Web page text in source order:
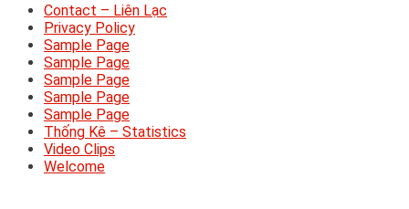
Contact – Liên Lạc
Privacy Policy
Sample Page
Sample Page
Sample Page
Sample Page
Sample Page
Thống Kê – Statistics
Video Clips
Welcome